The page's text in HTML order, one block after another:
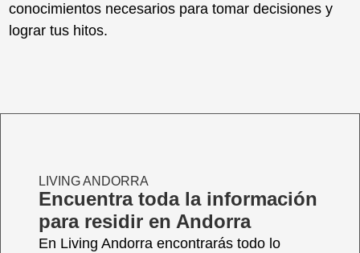
conocimientos necesarios para tomar decisiones y
lograr tus hitos.
LIVING ANDORRA
Encuentra toda la información
para residir en Andorra
En Living Andorra encontrarás todo lo